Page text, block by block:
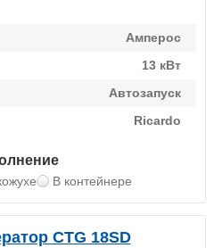
Амперос
13 кВт
Автозапуск
Ricardo
В контейнере
CTG 18SD